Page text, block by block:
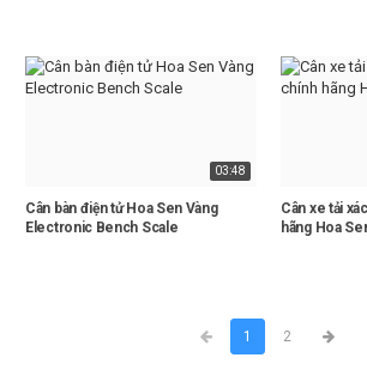
03:48
Cân bàn điện tử Hoa Sen Vàng
Electronic Bench Scale
Cân xe tải
hãng Hoa
1 2